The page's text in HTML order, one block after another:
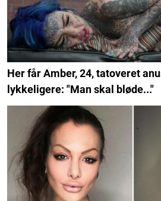
Her får Amber, 24, tatoveret
lykkeligere: "Man skal bløde..."